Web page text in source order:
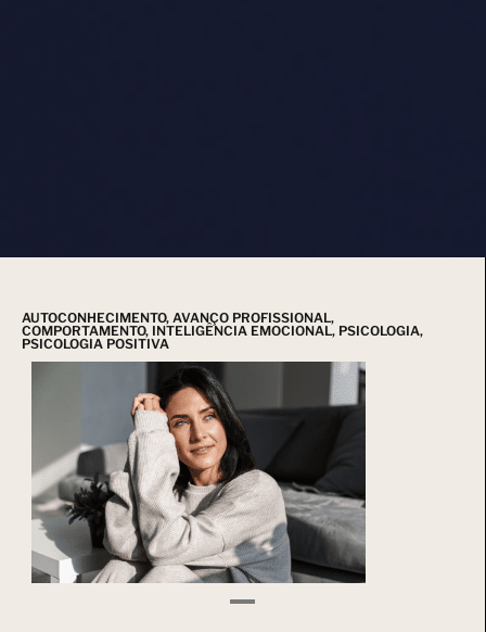
AUTOCONHECIMENTO, AVANÇO PROFISSIONAL,
COMPORTAMENTO, INTELIGÊNCIA EMOCIONAL, PSICOLOGIA,
PSICOLOGIA POSITIVA